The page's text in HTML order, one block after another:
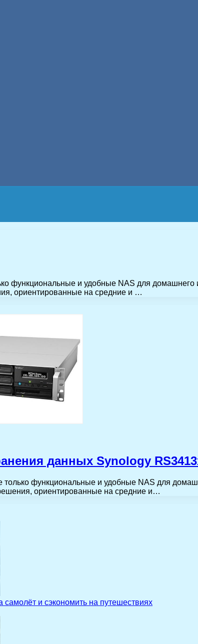
функциональные и удобные NAS для
ориентированные на средние и …
данных Synology
только функциональные и удобные NAS для
ориентированные на средние и…
и сэкономить на путешествиях